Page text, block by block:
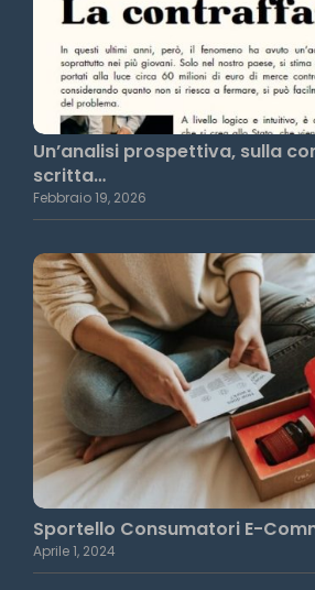
Un’analisi prospettiva, sulla
scritta…
Febbraio 19, 2026
Sportello Consumatori E-
Aprile 1, 2024